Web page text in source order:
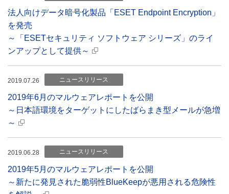
法人向けデータ暗号化製品「ESET Endpoint Encryption」
を発売
～「ESETセキュリティ ソフトウェア シリーズ」のライ
ンアップとして提供～
2019.07.26 ニュースリリース
2019年6月のマルウェアレポートを公開
～日本語環境をターゲットにしたばらまき型メールが急増
～
2019.06.28 ニュースリリース
2019年5月のマルウェアレポートを公開
～新たに発見された脆弱性BlueKeepが悪用される危険性